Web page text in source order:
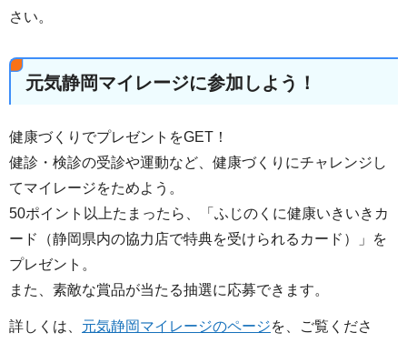
さい。
元気静岡マイレージに参加しよう！
健康づくりでプレゼントをGET！
健診・検診の受診や運動など、健康づくりにチャレンジし
てマイレージをためよう。
50ポイント以上たまったら、「ふじのくに健康いきいきカ
ード（静岡県内の協力店で特典を受けられるカード）」を
プレゼント。
また、素敵な賞品が当たる抽選に応募できます。
詳しくは、 元気静岡マイレージのページを、ご覧くださ